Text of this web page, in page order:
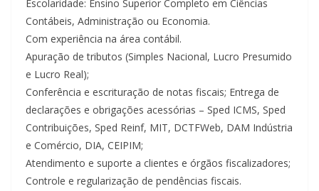
Escolaridade: Ensino Superior Completo em Ciências
Contábeis, Administração ou Economia.
Com experiência na área contábil.
Apuração de tributos (Simples Nacional, Lucro Presumido
e Lucro Real);
Conferência e escrituração de notas fiscais; Entrega de
declarações e obrigações acessórias – Sped ICMS, Sped
Contribuições, Sped Reinf, MIT, DCTFWeb, DAM Indústria
e Comércio, DIA, CEIPIM;
Atendimento e suporte a clientes e órgãos fiscalizadores;
Controle e regularização de pendências fiscais.